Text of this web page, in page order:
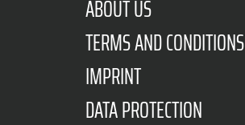
ABOUT US
TERMS AND CONDITIONS
IMPRINT
DATA PROTECTION